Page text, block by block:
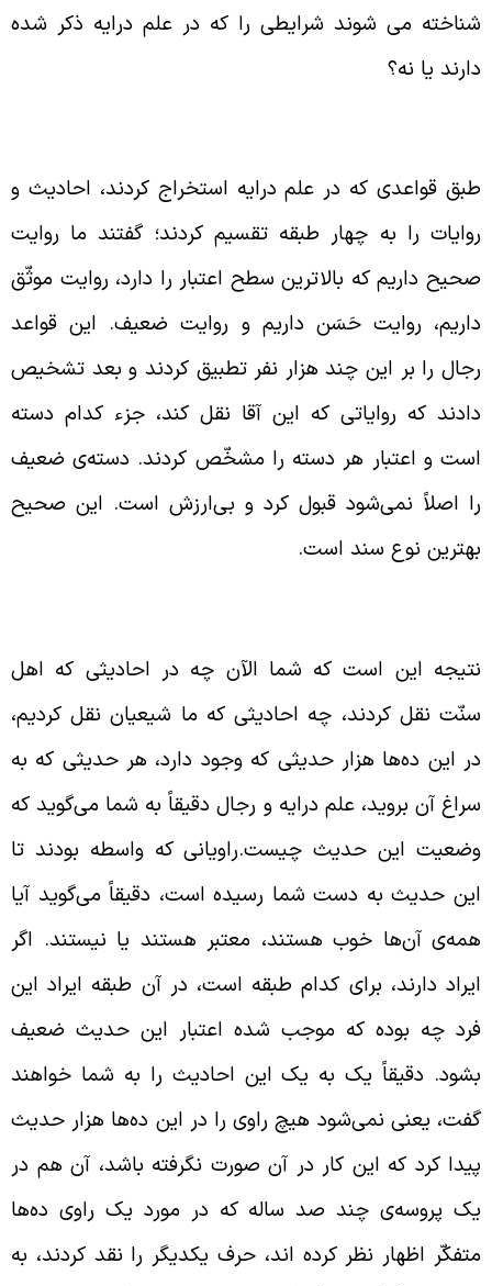
می شوند شرایطی را که در علم درایه ذکر شده
یا نه؟
قواعدی که در علم درایه استخراج کردند، احادیث و
را به چهار طبقه تقسیم کردند؛ گفتند ما روایت
داریم که بالاترین سطح اعتبار را دارد، روایت موثّق
روایت حَسَن داریم و روایت ضعیف. این قواعد
را بر این چند هزار نفر تطبیق کردند و بعد تشخیص
که روایاتی که این آقا نقل کند، جزء کدام دسته
و اعتبار هر دسته را مشخّص کردند. دسته‌ی ضعیف
اصلاً نمی‌شود قبول کرد و بی‌ارزش است. این صحیح
نوع سند است.
این است که شما الآن چه در احادیثی که اهل
نقل کردند، چه احادیثی که ما شیعیان نقل کردیم،
این ده‌ها هزار حدیثی که وجود دارد، هر حدیثی که به
آن بروید، علم درایه و رجال دقیقاً به شما می‌گوید که
این حدیث چیست.راویانی که واسطه بودند تا
حدیث به دست شما رسیده است، دقیقاً می‌گوید آیا
آن‌ها خوب هستند، معتبر هستند یا نیستند. اگر
دارند، برای کدام طبقه است، در آن طبقه ایراد این
چه بوده که موجب شده اعتبار این حدیث ضعیف
دقیقاً یک به یک این احادیث را به شما خواهند
یعنی نمی‌شود هیچ راوی را در این ده‌ها هزار حدیث
کرد که این کار در آن صورت نگرفته باشد، آن هم در
پروسه‌ی چند صد ساله که در مورد یک راوی ده‌ها
اظهار نظر کرده اند، حرف یکدیگر را نقد کردند، به